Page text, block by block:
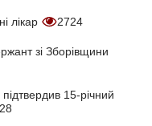
лікар 2724
зі Зборівщини
15-річний